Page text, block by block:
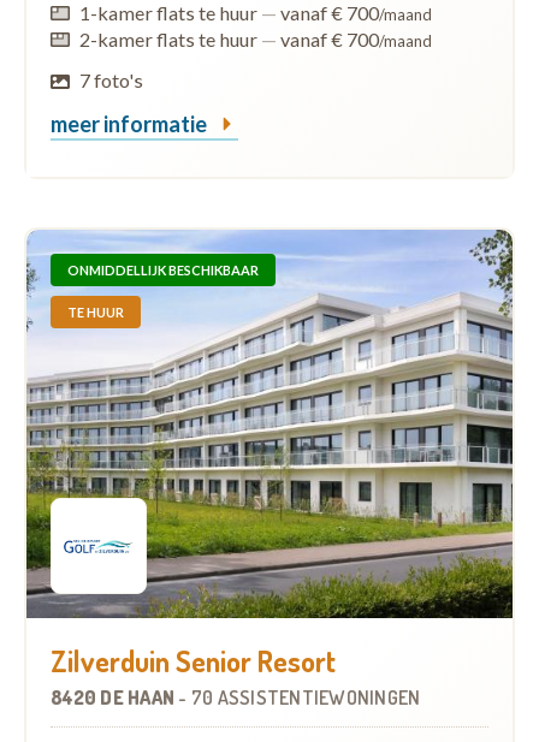
1-kamer flats te huur — vanaf € 700/maand
2-kamer flats te huur — vanaf € 700/maand
7 foto's
meer informatie
ONMIDDELLIJK BESCHIKBAAR
TE HUUR
Zilverduin Senior Resort
8420 DE HAAN - 70 ASSISTENTIEWONINGEN